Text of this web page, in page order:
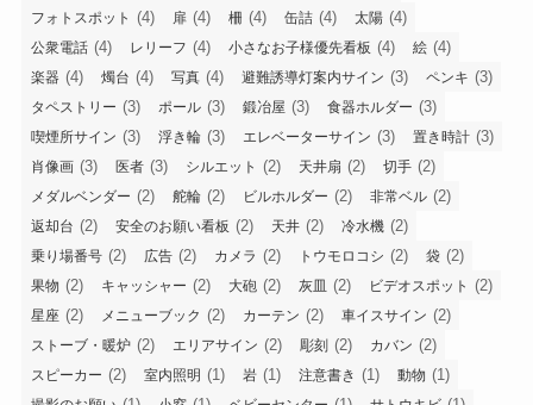
フォトスポット (4) 扉 (4) 柵 (4) 缶詰 (4) 太陽 (4)
公衆電話 (4) レリーフ (4) 小さなお子様優先看板 (4) 絵 (4)
楽器 (4) 燭台 (4) 写真 (4) 避難誘導灯案内サイン (3) ペンキ (3)
タペストリー (3) ポール (3) 鍛冶屋 (3) 食器ホルダー (3)
喫煙所サイン (3) 浮き輪 (3) エレベーターサイン (3) 置き時計 (3)
肖像画 (3) 医者 (3) シルエット (2) 天井扇 (2) 切手 (2)
メダルベンダー (2) 舵輪 (2) ビルホルダー (2) 非常ベル (2)
返却台 (2) 安全のお願い看板 (2) 天井 (2) 冷水機 (2)
乗り場番号 (2) 広告 (2) カメラ (2) トウモロコシ (2) 袋 (2)
果物 (2) キャッシャー (2) 大砲 (2) 灰皿 (2) ビデオスポット (2)
星座 (2) メニューブック (2) カーテン (2) 車イスサイン (2)
ストーブ・暖炉 (2) エリアサイン (2) 彫刻 (2) カバン (2)
スピーカー (2) 室内照明 (1) 岩 (1) 注意書き (1) 動物 (1)